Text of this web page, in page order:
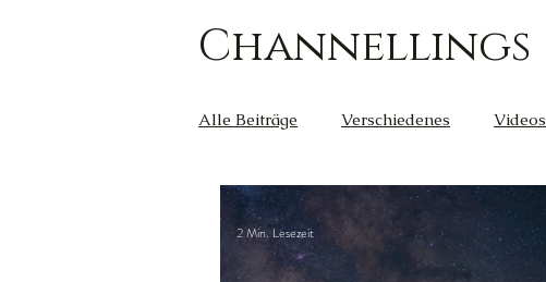
Channellings
Alle Beiträge Verschiedenes Videos
Kreativität Wut
2 Min. Lesezeit